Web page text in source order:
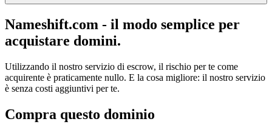
Nameshift.com - il modo semplice per
acquistare domini.
Utilizzando il nostro servizio di escrow, il rischio per te come
acquirente è praticamente nullo. E la cosa migliore: il nostro servizio
è senza costi aggiuntivi per te.
Compra questo dominio